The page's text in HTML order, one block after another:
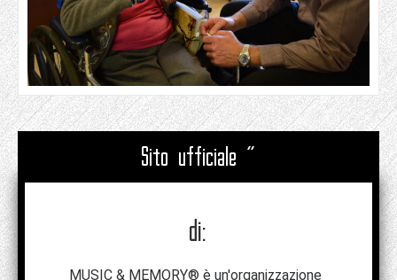
Sito ufficiale "
di:
MUSIC & MEMORY® è un'organizzazione